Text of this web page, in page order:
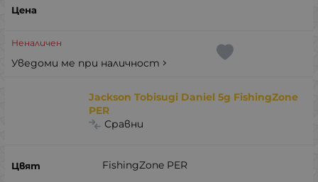
Неналичен
Уведоми ме при наличност
Jackson Tobisugi Daniel 5g FishingZone
PER
Сравни
FishingZone PER